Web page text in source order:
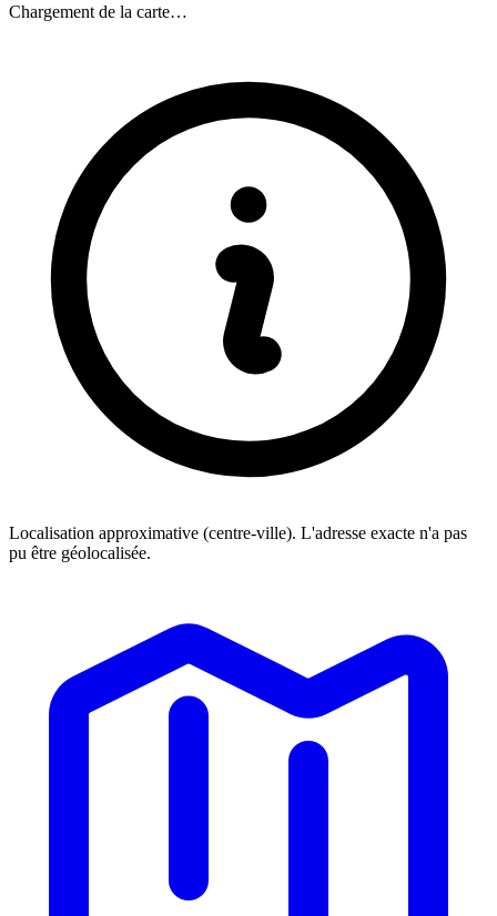
Chargement de la carte…
Localisation approximative (centre-ville). L'adresse exacte n'a pas
pu être géolocalisée.